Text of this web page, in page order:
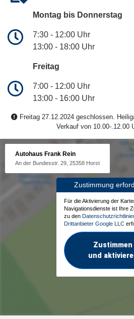
Montag bis Donnerstag
7:30 - 12:00 Uhr
13:00 - 18:00 Uhr
Freitag
7:00 - 12:00 Uhr
13:00 - 16:00 Uhr
Freitag 27.12.2024 geschlossen.
Verkauf von 10.00-.12.00
Autohaus Frank Rein
An der Bundesstr. 29, 25358 Horst
Zustimmung
Für die Aktivierung der
Navigationsdienste ist Ihre
zu den
Drittanbieter Google LLC
Zustimmen
und